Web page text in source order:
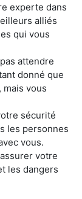
experte dans
alliés
qui vous
attendre
donné que
vous
sécurité
les personnes
vous.
votre
les dangers